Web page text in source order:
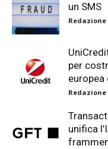
un SMS
Redazione
per
europea
Redazione
unifica